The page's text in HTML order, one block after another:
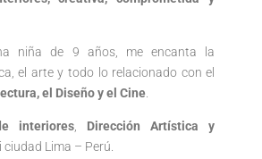
niña de 9 años, me encanta la
el arte y todo lo relacionado con el
el Diseño y el Cine.
interiores
Dirección Artística y
ciudad Lima – Perú.